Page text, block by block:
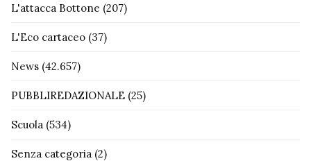
L'attacca Bottone (207)
L'Eco cartaceo (37)
News (42.657)
PUBBLIREDAZIONALE (25)
Scuola (534)
Senza categoria (2)